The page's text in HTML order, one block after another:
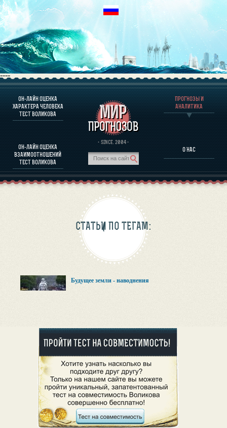
----
ОН-ЛАЙН ОЦЕНКА
ХАРАКТЕРА ЧЕЛОВЕКА
ТЕСТ ВОЛИКОВА
ОН-ЛАЙН ОЦЕНКА
ВЗАИМООТНОШЕНИЙ
ТЕСТ ВОЛИКОВА
· SINCE. 2004 ·
ПРОГНОЗЫ И
АНАЛИТИКА
О НАС
О ПРОГРАММЕ
ОЦЕНКА ХАРАКТЕРA ЧЕЛОВЕКА
ОЦЕНКА ХАРАКТЕРА ВЫДАЮЩИХСЯ ЛИЧНОСТЕЙ
О ПРОГРАММЕ
ПРОГНОЗЫ И АНАЛИТИКА
СТАТЬИ ПО ТЕГАМ:
Будущее земли - наводнения